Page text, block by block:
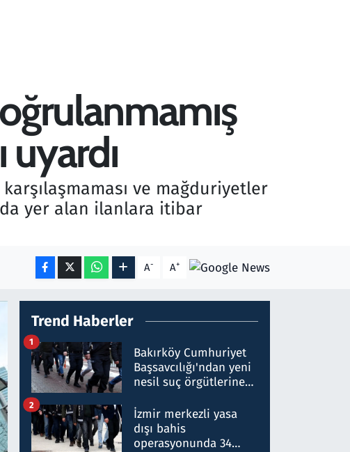
uyardı
ve mağduriyetler
yer alan ilanlara itibar
A- A+
Trend Haberler
Bakırköy Cumhuriyet
Başsavcılığı'ndan yeni
nesil suç örgütlerine
hakkında gözaltı kararı
1
İzmir merkezli yasa
dışı bahis
operasyonunda 34
2